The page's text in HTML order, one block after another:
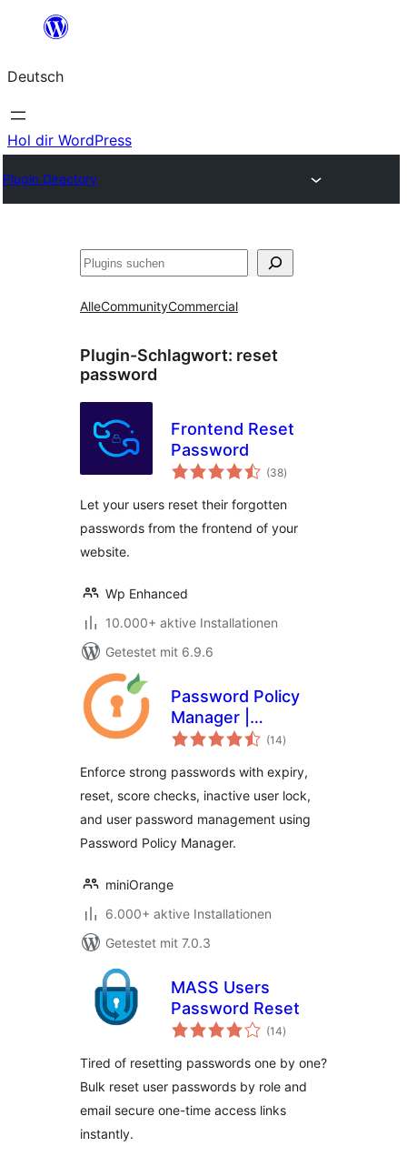
springen
Deutsch
Hol dir WordPress
Plugin Directory
Suchen
AlleCommunityCommercial
Plugin-Schlagwort: reset
password
Frontend Reset
Password
(38Bewertungen
insgesamt
)
Let your users reset their forgotten
passwords from the frontend of your
website.
Wp Enhanced
10.000+ aktive Installationen
Getestet mit 6.9.6
Password Policy
Manager |
Password Manager
(14Bewertungen
insgesamt
)
Enforce strong passwords with expiry,
reset, score checks, inactive user lock,
and user password management using
Password Policy Manager.
miniOrange
6.000+ aktive Installationen
Getestet mit 7.0.3
MASS Users
Password Reset
(14Bewertungen
insgesamt
)
Tired of resetting passwords one by one?
Bulk reset user passwords by role and
email secure one-time access links
instantly.